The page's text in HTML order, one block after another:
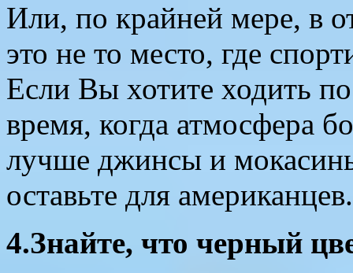
Или, по крайней мере, в
это не то место, где
Если Вы хотите ходить
время, когда атмосфера
лучше джинсы и
оставьте для американцев.
4.Знайте, что черный